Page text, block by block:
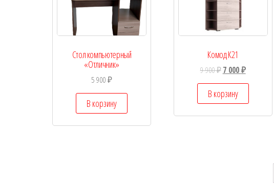
Стол компьютерный
«Отличник»
5 900₽
В корзину
Комод К21
9 900₽ 7 000₽
В корзину